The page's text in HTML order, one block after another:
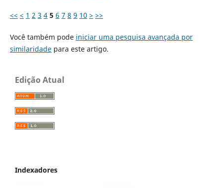
<< < 1 2 3 4 5 6 7 8 9 10 > >>
Você também pode iniciar uma pesquisa avançada por
similaridadepara este artigo.
Edição Atual
Indexadores